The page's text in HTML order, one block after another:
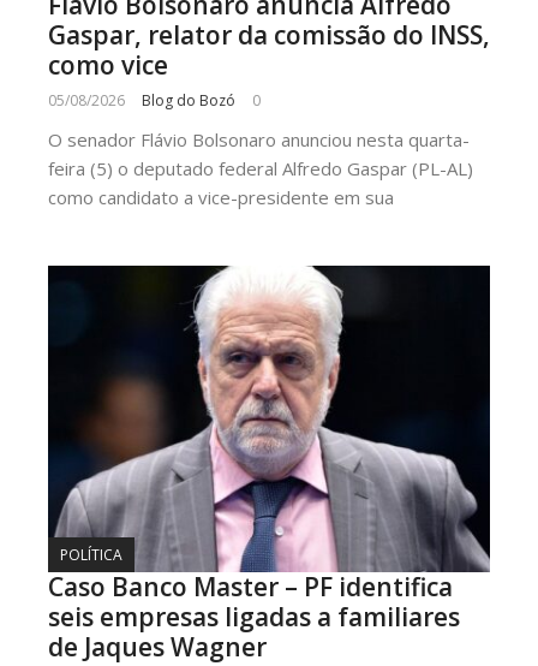
Gaspar, relator da comissão do INSS,
como vice
05/08/2026 Blog do Bozó 0
O senador Flávio Bolsonaro anunciou nesta quarta-
feira (5) o deputado federal Alfredo Gaspar (PL-AL)
como candidato a vice-presidente em sua
POLÍTICA
Caso Banco Master – PF identifica
seis empresas ligadas a familiares
de Jaques Wagner